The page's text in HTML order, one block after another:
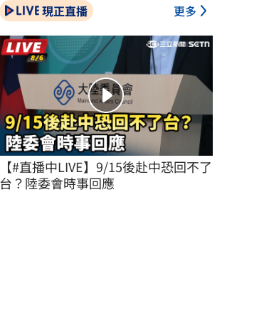
現正直播 更多
【#直播中LIVE】9/15後赴中恐回不了
台？陸委會時事回應